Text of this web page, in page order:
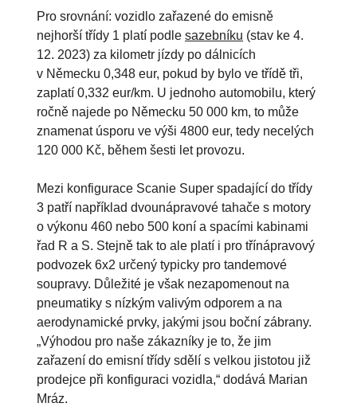
Pro srovnání: vozidlo zařazené do emisně
nejhorší třídy 1 platí podle sazebníku (stav ke 4.
12. 2023) za kilometr jízdy po dálnicích
v Německu 0,348 eur, pokud by bylo ve třídě tři,
zaplatí 0,332 eur/km. U jednoho automobilu, který
ročně najede po Německu 50 000 km, to může
znamenat úsporu ve výši 4800 eur, tedy necelých
120 000 Kč, během šesti let provozu.
Mezi konfigurace Scanie Super spadající do třídy
3 patří například dvounápravové tahače s motory
o výkonu 460 nebo 500 koní a spacími kabinami
řad R a S. Stejně tak to ale platí i pro třínápravový
podvozek 6x2 určený typicky pro tandemové
soupravy. Důležité je však nezapomenout na
pneumatiky s nízkým valivým odporem a na
aerodynamické prvky, jakými jsou boční zábrany.
„Výhodou pro naše zákazníky je to, že jim
zařazení do emisní třídy sdělí s velkou jistotou již
prodejce při konfiguraci vozidla,“ dodává Marian
Mráz.